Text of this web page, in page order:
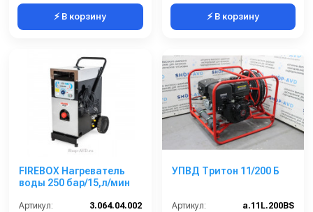
⚡ В корзину ⚡ В корзину
FIREBOX Нагреватель
воды 250 бар/15,л/мин
Артикул:
3.064.04.002
УПВД Тритон 11/200 Б
Артикул:
a.11L.200BS